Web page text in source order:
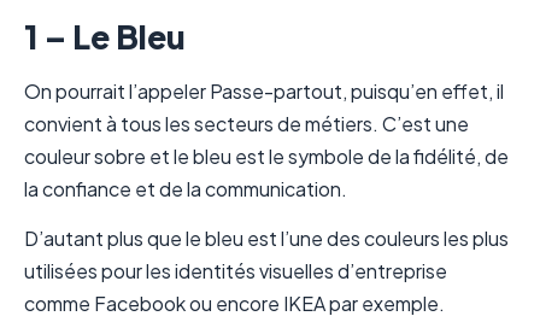
1 – Le Bleu
On pourrait l’appeler Passe-partout, puisqu’en effet, il
convient à tous les secteurs de métiers. C’est une
couleur sobre et le bleu est le symbole de la fidélité, de
la confiance et de la communication.
D’autant plus que le bleu est l’une des couleurs les plus
utilisées pour les identités visuelles d’entreprise
comme Facebook ou encore IKEA par exemple.